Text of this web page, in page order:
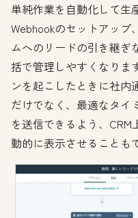
単純作業を自動化して生
Webhookのセットアップ
ムへのリードの引き継ぎ
括で管理しやすくなりま
ンを起こしたときに社内
だけでなく、最適なタイ
を送信できるよう、
動的に表示させることも